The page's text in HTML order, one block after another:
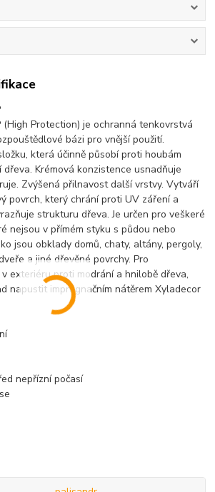
(High Protection) je ochranná tenkovrstvá
bázi pro vnější použití.
která účinně působí proti houbám
dřeva. Krémová konzistence usnadňuje
Zvýšená přilnavost další vrstvy. Vytváří
povrch, který chrání proti UV záření a
strukturu dřeva. Je určen pro veškeré
nejsou v přímém styku s půdou nebo
jsou obklady domů, chaty, altány, pergoly,
a jiné dřevěné povrchy. Pro
exteriéru proti modrání a hnilobě dřeva,
napustit impregnačním nátěrem Xyladecor
nepřízní počasí